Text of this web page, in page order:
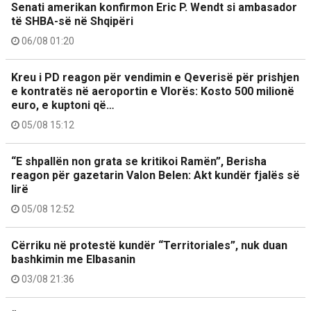
Senati amerikan konfirmon Eric P. Wendt si ambasador
të SHBA-së në Shqipëri
06/08 01:20
Kreu i PD reagon për vendimin e Qeverisë për prishjen
e kontratës në aeroportin e Vlorës: Kosto 500 milionë
euro, e kuptoni që…
05/08 15:12
“E shpallën non grata se kritikoi Ramën”, Berisha
reagon për gazetarin Valon Belen: Akt kundër fjalës së
lirë
05/08 12:52
Cërriku në protestë kundër “Territoriales”, nuk duan
bashkimin me Elbasanin
03/08 21:36